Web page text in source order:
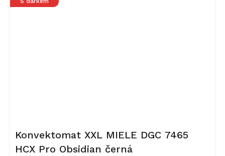
Konvektomat XXL MIELE DGC 7465
HCX Pro Obsidian černá